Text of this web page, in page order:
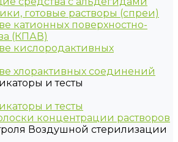
готовые растворы (спреи)
катионных поверхностно-
(КПАВ)
кислородактивных
хлорактивных соединений
и тесты
и тесты
концентрации растворов
Воздушной стерилизации